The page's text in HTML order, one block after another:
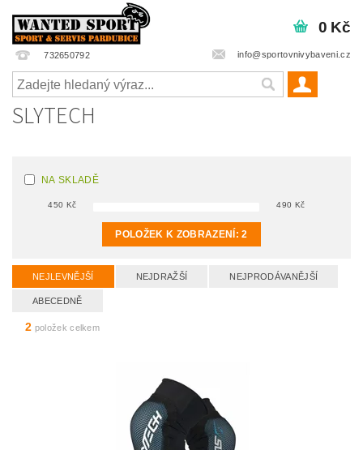
732650792 info@sportovnivybaveni.cz
0 Kč
SLYTECH
NA SKLADĚ
450 Kč 490 Kč
POLOŽEK K ZOBRAZENÍ:2
NEJLEVNĚJŠÍ NEJDRAŽŠÍ NEJPRODÁVANĚJŠÍ
ABECEDNĚ
2 položek celkem